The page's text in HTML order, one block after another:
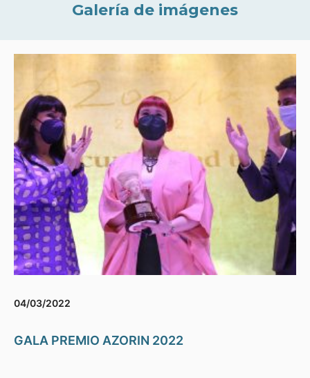
Galería de imágenes
04/03/2022
GALA PREMIO AZORIN 2022